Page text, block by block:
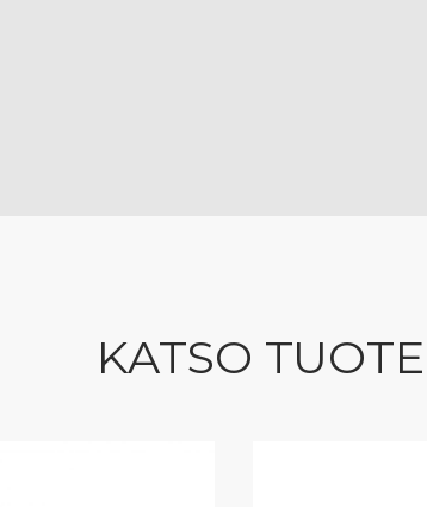
KATSO